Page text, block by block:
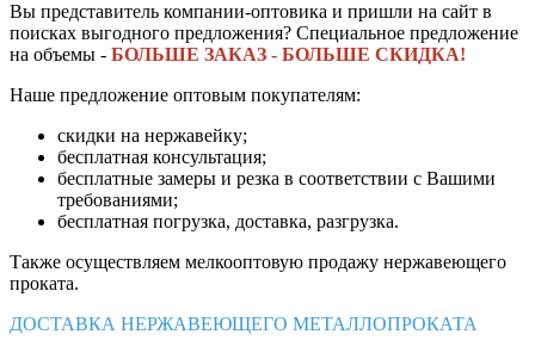
Вы представитель компании-оптовика и пришли на сайт в
поисках выгодного предложения? Специальное предложение
на объемы - БОЛЬШЕ ЗАКАЗ - БОЛЬШЕ СКИДКА!
Наше предложение оптовым покупателям:
скидки на нержавейку;
бесплатная консультация;
бесплатные замеры и резка в соответствии с Вашими
требованиями;
бесплатная погрузка, доставка, разгрузка.
Также осуществляем мелкооптовую продажу нержавеющего
проката.
ДОСТАВКА НЕРЖАВЕЮЩЕГО МЕТАЛЛОПРОКАТА